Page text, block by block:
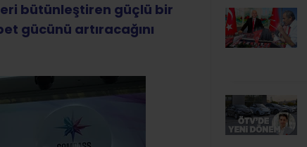
bütünleştiren güçlü bir
gücünü artıracağını